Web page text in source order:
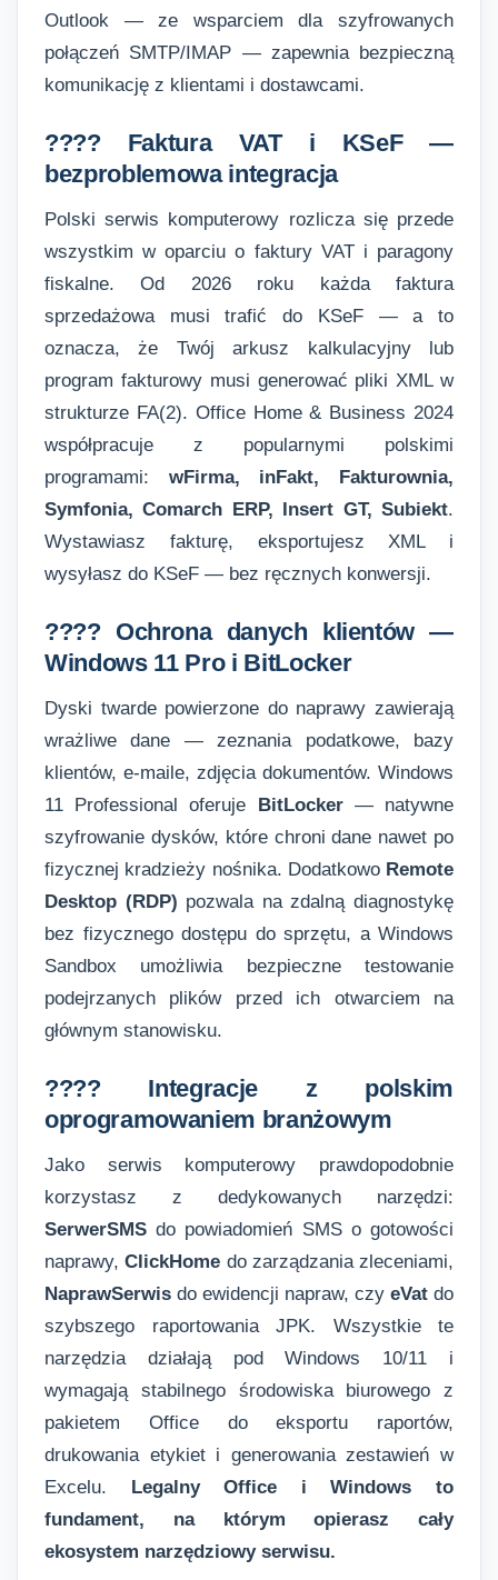
Outlook — ze wsparciem dla szyfrowanych
połączeń SMTP/IMAP — zapewnia bezpieczną
komunikację z klientami i dostawcami.
???? Faktura VAT i KSeF —
bezproblemowa integracja
Polski serwis komputerowy rozlicza się przede
wszystkim w oparciu o faktury VAT i paragony
fiskalne. Od 2026 roku każda faktura
sprzedażowa musi trafić do KSeF — a to
oznacza, że Twój arkusz kalkulacyjny lub
program fakturowy musi generować pliki XML w
strukturze FA(2). Office Home & Business 2024
współpracuje z popularnymi polskimi
programami: wFirma, inFakt, Fakturownia,
Symfonia, Comarch ERP, Insert GT, Subiekt.
Wystawiasz fakturę, eksportujesz XML i
wysyłasz do KSeF — bez ręcznych konwersji.
???? Ochrona danych klientów —
Windows 11 Pro i BitLocker
Dyski twarde powierzone do naprawy zawierają
wrażliwe dane — zeznania podatkowe, bazy
klientów, e-maile, zdjęcia dokumentów. Windows
11 Professional oferuje BitLocker— natywne
szyfrowanie dysków, które chroni dane nawet po
fizycznej kradzieży nośnika. Dodatkowo Remote
Desktop (RDP) pozwala na zdalną diagnostykę
bez fizycznego dostępu do sprzętu, a Windows
Sandbox umożliwia bezpieczne testowanie
podejrzanych plików przed ich otwarciem na
głównym stanowisku.
???? Integracje z polskim
oprogramowaniem branżowym
Jako serwis komputerowy prawdopodobnie
korzystasz z dedykowanych narzędzi:
SerwerSMS do powiadomień SMS o gotowości
naprawy,ClickHome do zarządzania zleceniami,
NaprawSerwis do ewidencji napraw, czy eVat do
szybszego raportowania JPK. Wszystkie te
narzędzia działają pod Windows 10/11 i
wymagają stabilnego środowiska biurowego z
pakietem Office do eksportu raportów,
drukowania etykiet i generowania zestawień w
Excelu. Legalny Office i Windows to
fundament, na którym opierasz cały
ekosystem narzędziowy serwisu.